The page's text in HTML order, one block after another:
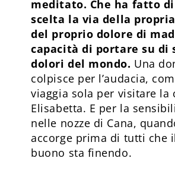
meditato. Che ha fatto
scelta la via della
del proprio dolore di
capacità di portare su di
dolori del mondo. Una
colpisce per l’audacia,
viaggia sola per visitare la
Elisabetta. E per la
nelle nozze di Cana,
accorge prima di tutti che
buono sta finendo.